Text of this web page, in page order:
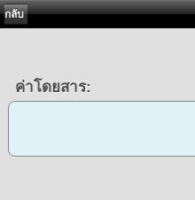
กลับ
ค่าโดยสาร: